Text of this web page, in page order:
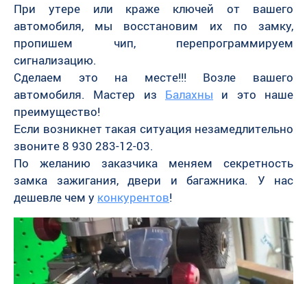
При утере или краже ключей от вашего
автомобиля, мы восстановим их по замку,
пропишем чип, перепрограммируем
сигнализацию.
Сделаем это на месте!!! Возле вашего
автомобиля. Мастер из Балахны и это наше
преимущество!
Если возникнет такая ситуация незамедлительно
звоните 8 930 283-12-03.
По желанию заказчика меняем секретность
замка зажигания, двери и багажника. У нас
дешевле чем у конкурентов!